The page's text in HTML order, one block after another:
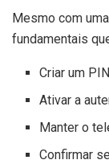
Mesmo com
fundamentais
Criar um
Ativar a
Manter o
Confirmar